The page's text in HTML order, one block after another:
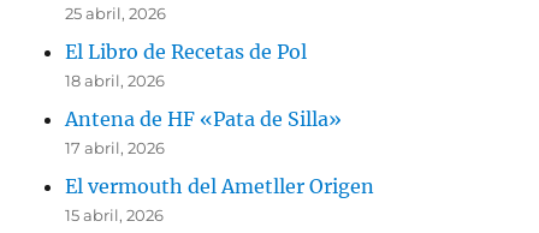
25 abril, 2026
El Libro de Recetas de Pol
18 abril, 2026
Antena de HF «Pata de Silla»
17 abril, 2026
El vermouth del Ametller Origen
15 abril, 2026